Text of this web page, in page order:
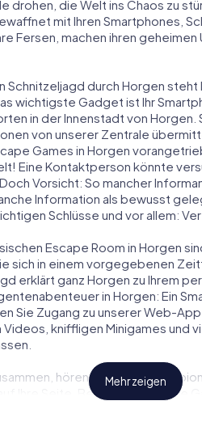
drohen, die Welt ins Chaos zu
mit Ihren Smartphones,
Fersen, machen ihren
durch Horgen steht
wichtigste Gadget ist Ihr
in der Innenstadt von
von unserer Zentrale
Games in Horgen
Eine Kontaktperson könnte
Vorsicht: So mancher
Information als bewusst
Schlüsse und vor allem:
Escape Room in Horgen
sich in einem vorgegebenen
erklärt ganz Horgen zu Ihrem
in Horgen: Ein
Sie Zugang zu unserer Web-
Videos, kniffligen Minigames und
hören Sie feindliche
Ihre Seite. Bei diesem Escape
Mehr zeigen